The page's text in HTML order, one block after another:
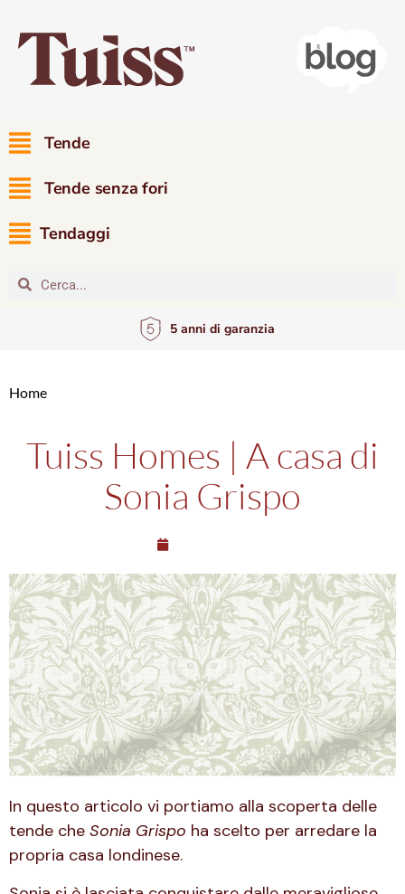
Tende
Tende senza fori
Tendaggi
5 anni di garanzia
Home
Tuiss Homes | A casa di
Sonia Grispo
In questo articolo vi portiamo alla scoperta delle
tende che Sonia Grispo ha scelto per arredare la
propria casa londinese.